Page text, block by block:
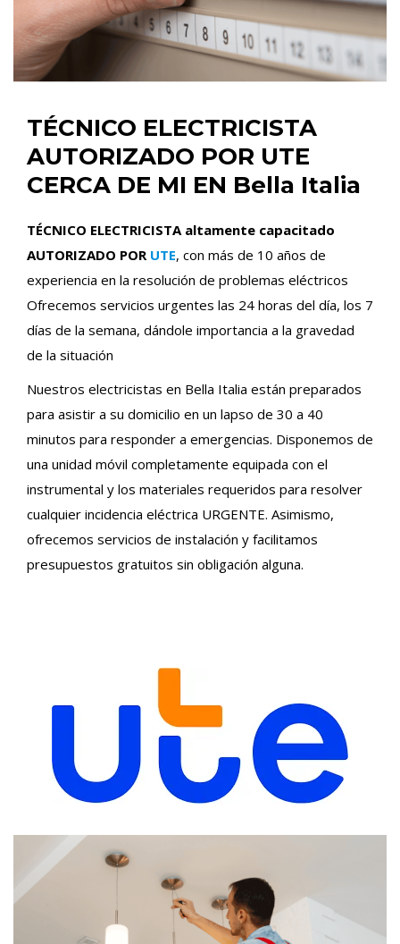
TÉCNICO ELECTRICISTA
AUTORIZADO POR UTE
CERCA DE MI EN Bella Italia
TÉCNICO ELECTRICISTA altamente capacitado
AUTORIZADO POR UTE, con más de 10 años de
experiencia en la resolución de problemas eléctricos
Ofrecemos servicios urgentes las 24 horas del día, los 7
días de la semana, dándole importancia a la gravedad
de la situación
Nuestros electricistas en Bella Italia están preparados
para asistir a su domicilio en un lapso de 30 a 40
minutos para responder a emergencias. Disponemos de
una unidad móvil completamente equipada con el
instrumental y los materiales requeridos para resolver
cualquier incidencia eléctrica URGENTE. Asimismo,
ofrecemos servicios de instalación y facilitamos
presupuestos gratuitos sin obligación alguna.